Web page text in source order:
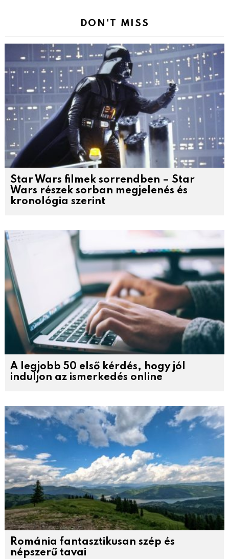
DON'T MISS
Star Wars filmek sorrendben – Star
Wars részek sorban megjelenés és
kronológia szerint
A legjobb 50 első kérdés, hogy jól
induljon az ismerkedés online
Románia fantasztikusan szép és
népszerű tavai